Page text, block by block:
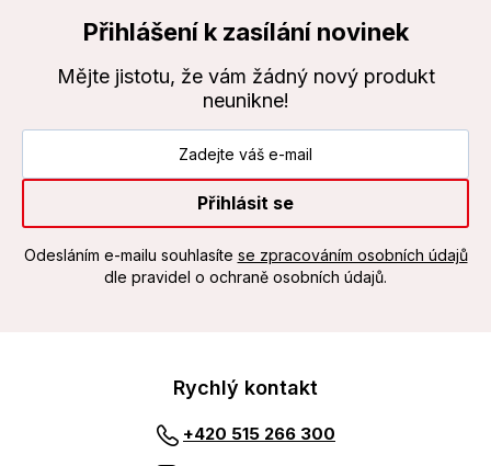
Přihlášení k zasílání novinek
Mějte jistotu, že vám žádný nový produkt
neunikne!
Přihlásit se
Odesláním e-mailu souhlasíte se zpracováním osobních údajů
dle pravidel o ochraně osobních údajů.
Rychlý kontakt
+420 515 266 300